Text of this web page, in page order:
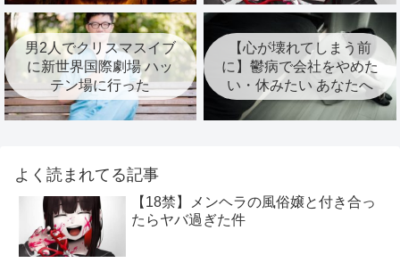
男2人でクリスマスイブ
に新世界国際劇場 ハッ
テン場に行った
【心が壊れてしまう前
に】鬱病で会社をやめた
い・休みたい あなたへ
よく読まれてる記事
【18禁】メンヘラの風俗嬢と付き合っ
たらヤバ過ぎた件